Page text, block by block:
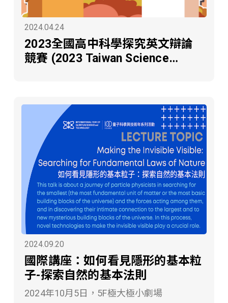
2024.04.24
2023全國高中科學探究英文辯論
競賽 (2023 Taiwan Science
Competition)
2024.09.20
國際講座：如何看見隱形的基本粒
子-探索自然的基本法則
2024年10月5日，5F極大極小劇場